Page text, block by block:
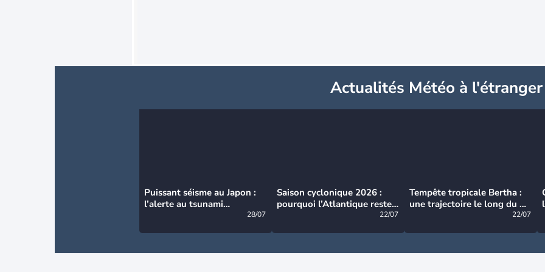
Actualités Météo à l'étranger
Puissant séisme au Japon :
l’alerte au tsunami
28/07
Saison cyclonique 2026 :
pourquoi l’Atlantique reste
22/07
Tempête tropicale Bertha :
une trajectoire le long du du
22/07